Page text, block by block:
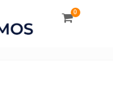
0